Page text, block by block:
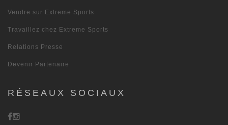
Vendre sur Extreme Sports
Travaillez chez Extreme Sports
Relations Presse
Devenir Partenaire
RÉSEAUX SOCIAUX